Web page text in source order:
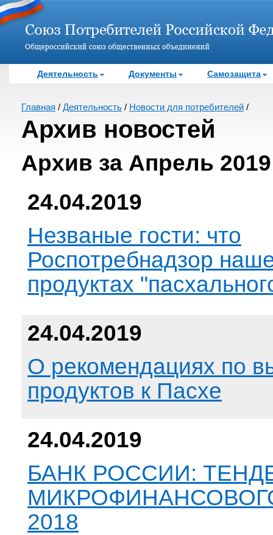
Деятельность Документы Самозащита
Главная / Деятельность / Новости для потребителей /
Архив новостей
Архив за Апрель
24.04.2019
Незваные гости: что
Роспотребнадзор
продуктах
24.04.2019
О рекомендациях по
продуктов к Пасхе
24.04.2019
БАНК РОССИИ:
2018